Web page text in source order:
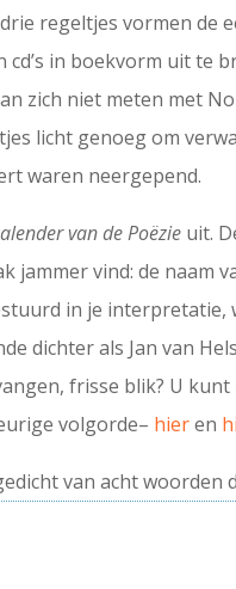
regeltjes vormen de
in boekvorm uit te
zich niet meten met
licht genoeg om
waren neergepend.
van de Poëzie uit.
vind: de naam
in je interpretatie,
dichter als Jan van
frisse blik? U
volgorde– hieren
van acht woorden